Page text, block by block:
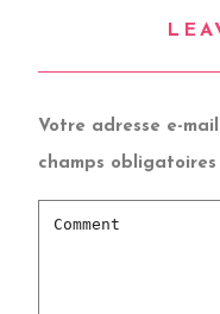
Votre adresse e-
champs